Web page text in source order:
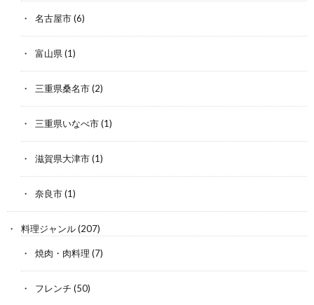
名古屋市(6)
富山県(1)
三重県桑名市(2)
三重県いなべ市(1)
滋賀県大津市(1)
奈良市(1)
料理ジャンル(207)
焼肉・肉料理 (7)
フレンチ (50)